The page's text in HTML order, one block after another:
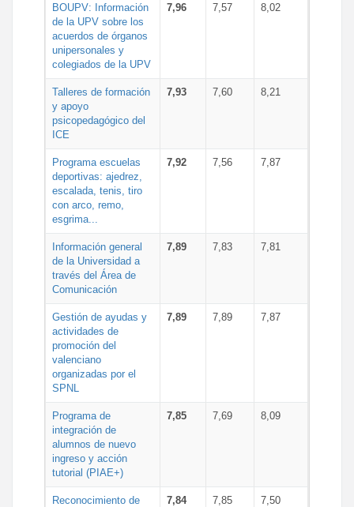
BOUPV: Información
de la UPV sobre los
acuerdos de órganos
unipersonales y
colegiados de la UPV
7,96 7,57 8,02
Talleres de formación
y apoyo
psicopedagógico del
ICE
7,93 7,60 8,21
Programa escuelas
deportivas: ajedrez,
escalada, tenis, tiro
con arco, remo,
esgrima...
7,92 7,56 7,87
Información general
de la Universidad a
través del Área de
Comunicación
7,89 7,83 7,81
Gestión de ayudas y
actividades de
promoción del
valenciano
organizadas por el
SPNL
7,89 7,89 7,87
Programa de
integración de
alumnos de nuevo
ingreso y acción
tutorial (PIAE+)
7,85 7,69 8,09
Reconocimiento de
7,84 7,85 7,50